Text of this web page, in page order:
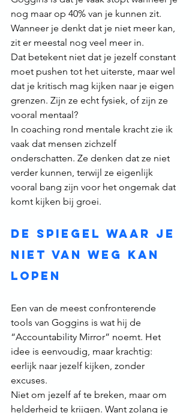
nog maar op 40% van je kunnen zit.
Wanneer je denkt dat je niet meer kan,
zit er meestal nog veel meer in.
Dat betekent niet dat je jezelf constant
moet pushen tot het uiterste, maar wel
dat je kritisch mag kijken naar je eigen
grenzen. Zijn ze echt fysiek, of zijn ze
vooral mentaal?
In coaching rond mentale kracht zie ik
vaak dat mensen zichzelf
onderschatten. Ze denken dat ze niet
verder kunnen, terwijl ze eigenlijk
vooral bang zijn voor het ongemak dat
komt kijken bij groei.
De spiegel waar je
niet van weg kan
lopen
Een van de meest confronterende
tools van Goggins is wat hij de
“Accountability Mirror” noemt. Het
idee is eenvoudig, maar krachtig:
eerlijk naar jezelf kijken, zonder
excuses.
Niet om jezelf af te breken, maar om
helderheid te krijgen. Want zolang je